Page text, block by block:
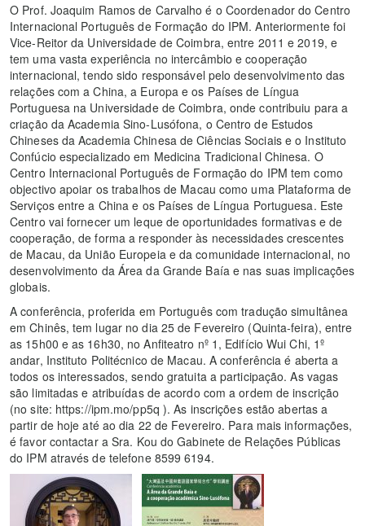
O Prof. Joaquim Ramos de Carvalho é o Coordenador do Centro
Internacional Português de Formação do IPM. Anteriormente foi
Vice-Reitor da Universidade de Coimbra, entre 2011 e 2019, e
tem uma vasta experiência no intercâmbio e cooperação
internacional, tendo sido responsável pelo desenvolvimento das
relações com a China, a Europa e os Países de Língua
Portuguesa na Universidade de Coimbra, onde contribuiu para a
criação da Academia Sino-Lusófona, o Centro de Estudos
Chineses da Academia Chinesa de Ciências Sociais e o Instituto
Confúcio especializado em Medicina Tradicional Chinesa. O
Centro Internacional Português de Formação do IPM tem como
objectivo apoiar os trabalhos de Macau como uma Plataforma de
Serviços entre a China e os Países de Língua Portuguesa. Este
Centro vai fornecer um leque de oportunidades formativas e de
cooperação, de forma a responder às necessidades crescentes
de Macau, da União Europeia e da comunidade internacional, no
desenvolvimento da Área da Grande Baía e nas suas implicações
globais.
A conferência, proferida em Português com tradução simultânea
em Chinês, tem lugar no dia 25 de Fevereiro (Quinta-feira), entre
as 15h00 e as 16h30, no Anfiteatro nº 1, Edifício Wui Chi, 1º
andar, Instituto Politécnico de Macau. A conferência é aberta a
todos os interessados, sendo gratuita a participação. As vagas
são limitadas e atribuídas de acordo com a ordem de inscrição
(no site: https://ipm.mo/pp5q ). As inscrições estão abertas a
partir de hoje até ao dia 22 de Fevereiro. Para mais informações,
é favor contactar a Sra. Kou do Gabinete de Relações Públicas
do IPM através de telefone 8599 6194.